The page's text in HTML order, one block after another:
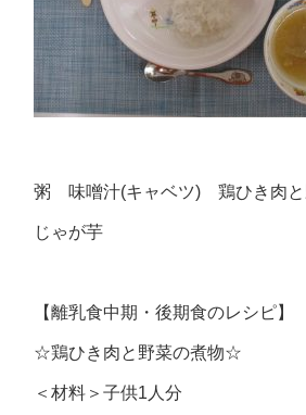
粥 味噌汁(キャベツ) 鶏ひき肉
じゃが芋
【離乳食中期・後期食のレシピ】
☆鶏ひき肉と野菜の煮物☆
＜材料＞子供1人分